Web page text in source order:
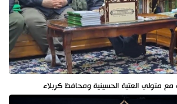
متولي العتبة الحسينية ومحافظ كربلاء